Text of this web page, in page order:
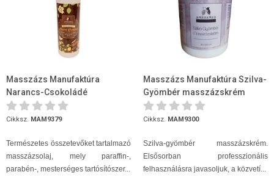
Masszázs Manufaktúra
Narancs-Csokoládé
masszázsolaj 250ml
Cikksz. MAM9379
Természetes összetevőket tartalmazó
masszázsolaj, mely paraffin-,
parabén-, mesterséges tartósítószer...
Masszázs Manufaktúra Szilva-
Gyömbér masszázskrém
(paraffin bázisú) 1000ml
Cikksz. MAM9300
Szilva-gyömbér masszázskrém.
Elsősorban professzionális
felhasználásra javasoljuk, a közvetí...